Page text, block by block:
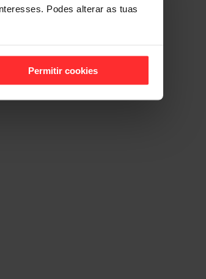
Podes alterar as tuas
Permitir cookies